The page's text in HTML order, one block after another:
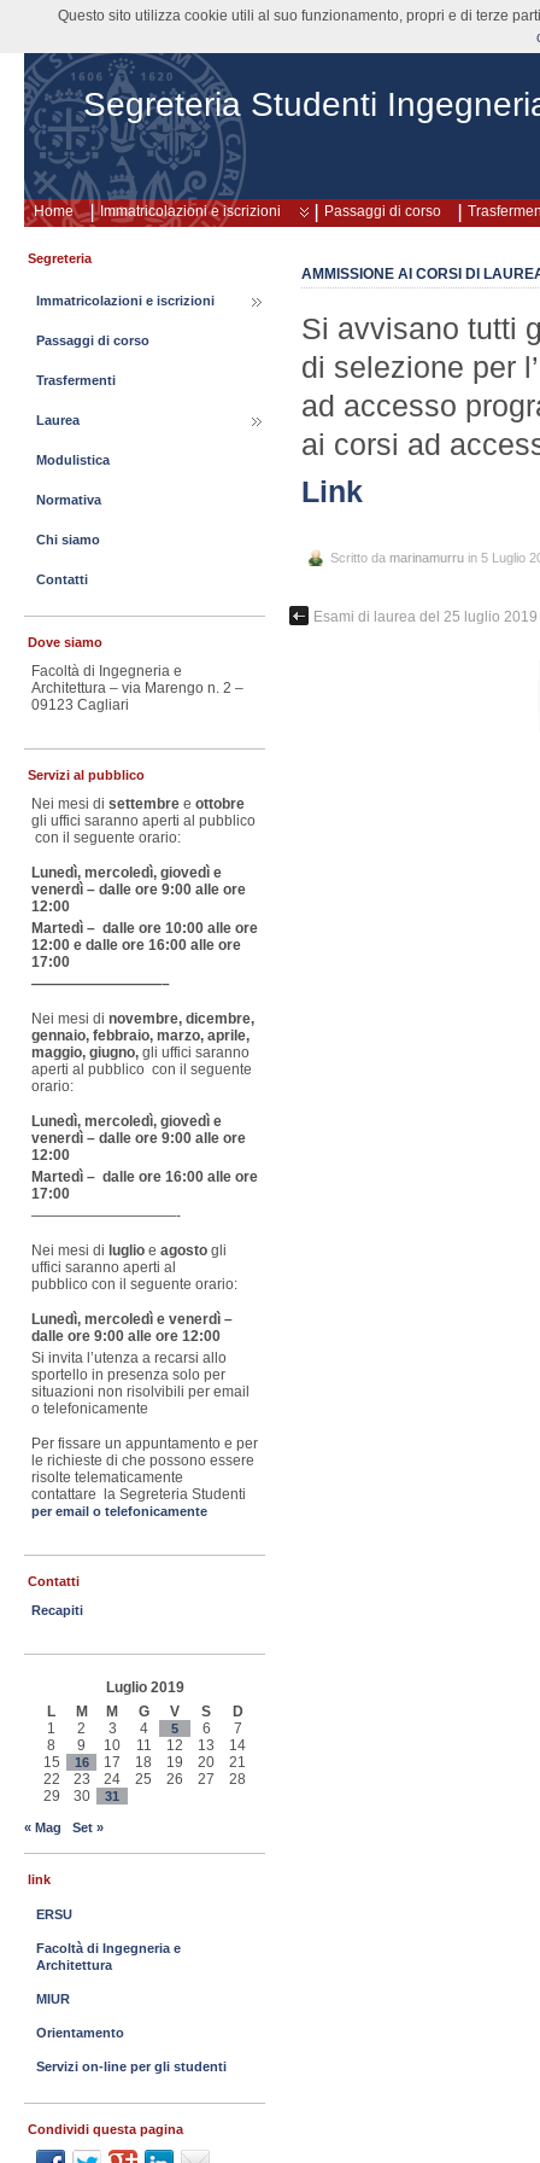
Segreteria Studenti
Home Immatricolazioni e iscrizioni Passaggi di corso
AMMISSIONE AI CORSI DI
Si avvisano tutti
di selezione per
ad accesso
ai corsi ad
Link
Scritto da marinamurru in 5 Luglio
Esami di laurea del 25 luglio 2019
Segreteria
Immatricolazioni e iscrizioni
Passaggi di corso
Trasfermenti
Laurea
Modulistica
Normativa
Chi siamo
Contatti
Dove siamo
Facoltà di Ingegneria e
Architettura – via Marengo n. 2 –
09123 Cagliari
Servizi al pubblico
Nei mesi di settembre e ottobre
gli uffici saranno aperti al pubblico
con il seguente orario:
Lunedì, mercoledì, giovedì e
venerdì – dalle ore 9:00 alle ore
12:00
Martedì – dalle ore 10:00 alle ore
12:00 e dalle ore 16:00 alle ore
17:00
—————————–
Nei mesi di novembre, dicembre,
gennaio, febbraio, marzo, aprile,
maggio, giugno, gli uffici saranno
aperti al pubblico con il seguente
orario:
Lunedì, mercoledì, giovedì e
venerdì – dalle ore 9:00 alle ore
12:00
Martedì – dalle ore 16:00 alle ore
17:00
——————————-
Nei mesi di luglio e agosto gli
uffici saranno aperti al
pubblico con il seguente orario:
Lunedì, mercoledì e venerdì –
dalle ore 9:00 alle ore 12:00
Si invita l’utenza a recarsi allo
sportello in presenza solo per
situazioni non risolvibili per email
o telefonicamente
Per fissare un appuntamento e per
le richieste di che possono essere
risolte telematicamente
contattare la Segreteria Studenti
per email o telefonicamente
Contatti
Recapiti
Luglio 2019
L
M M G V S
D
1
2 3 4 5 6
7
8
9 10 11 12 13
14
15
16 17 18 19 20
21
22
23 24 25 26 27
28
29
30 31
« Mag Set »
link
ERSU
Facoltà di Ingegneria e
Architettura
MIUR
Orientamento
Servizi on-line per gli studenti
Condividi questa pagina
Questo sito utilizza cookie utili al suo funzionamento, propri e di terze